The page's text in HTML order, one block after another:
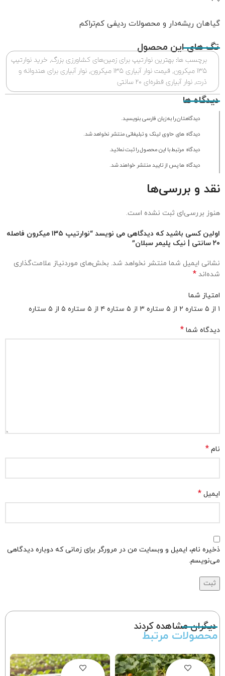
گیاهان ریشه‌دار و محصولات ردیفی کم‌تراکم
تگ های این محصول
برچسب ها: بهترین نوارتیپ برای زمین‌های کشاورزی بزرگ, خرید نوارتیپ
۱۳۵ میکرون
, قیمت نوار آبیاری ۱۳۵ میکرون , نوار آبیاری برای هندوانه و
ذرت, نوار آبیاری قطره‌ای ۲۰ سانتی
دیدگاه ها
دیدگاهتان را به زبان فارسی بنویسید.
دیدگاه های حاوی لینک و تبلیغاتی منتشر نخواهد شد.
دیدگاه مرتبط با این محصول را ثبت نمائید.
دیدگاه ها پس از تایید منتشر خواهند شد.
نقد و بررسی‌ها
هنوز بررسی‌ای ثبت نشده است.
اولین کسی باشید که دیدگاهی می نویسد “نوارتیپ ۱۳۵ میکرون فاصله
۲۰ سانتی | نیک پلیمر سبلان”
نشانی ایمیل شما منتشر نخواهد شد. بخش‌های موردنیاز علامت‌گذاری
شده‌اند *
امتیاز شما
۱ از ۵ ستاره
۲ از ۵ ستاره ۳ از ۵ ستاره ۴ از ۵ ستاره ۵ از ۵ ستاره
دیدگاه شما *
نام *
ایمیل *
ذخیره نام، ایمیل و وبسایت من در مرورگر برای زمانی که دوباره دیدگاهی
می‌نویسم.
دیگران مشاهده کردند
محصولات مرتبط